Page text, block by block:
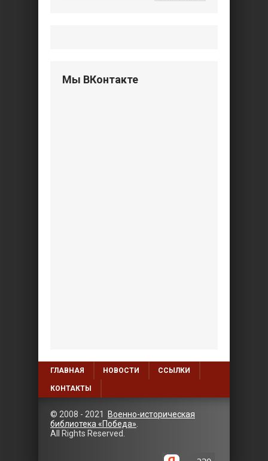
Мы ВКонтакте
ГЛАВНАЯ НОВОСТИ ССЫЛКИ
КОНТАКТЫ
© 2008 - 2021 Военно-историческая
библиотека «Победа»
All Rights Reserved.